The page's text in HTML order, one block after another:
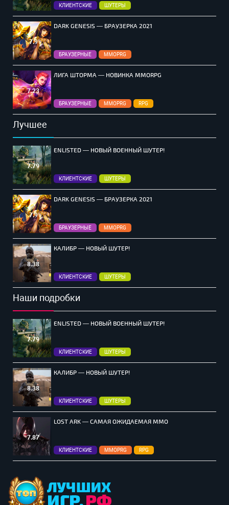
КЛИЕНТСКИЕ ШУТЕРЫ
7.9
DARK GENESIS — БРАУЗЕРКА 2021
БРАУЗЕРНЫЕ MMOPRG
7.23
ЛИГА ШТОРМА — НОВИНКА MMORPG
БРАУЗЕРНЫЕ MMOPRG RPG
Лучшее
7.79
ENLISTED — НОВЫЙ ВОЕННЫЙ ШУТЕР!
КЛИЕНТСКИЕ ШУТЕРЫ
7.9
DARK GENESIS — БРАУЗЕРКА 2021
БРАУЗЕРНЫЕ MMOPRG
8.38
КАЛИБР — НОВЫЙ ШУТЕР!
КЛИЕНТСКИЕ ШУТЕРЫ
Наши подробки
7.79
ENLISTED — НОВЫЙ ВОЕННЫЙ ШУТЕР!
КЛИЕНТСКИЕ ШУТЕРЫ
8.38
КАЛИБР — НОВЫЙ ШУТЕР!
КЛИЕНТСКИЕ ШУТЕРЫ
7.87
LOST ARK — САМАЯ ОЖИДАЕМАЯ MMO
КЛИЕНТСКИЕ MMOPRG RPG